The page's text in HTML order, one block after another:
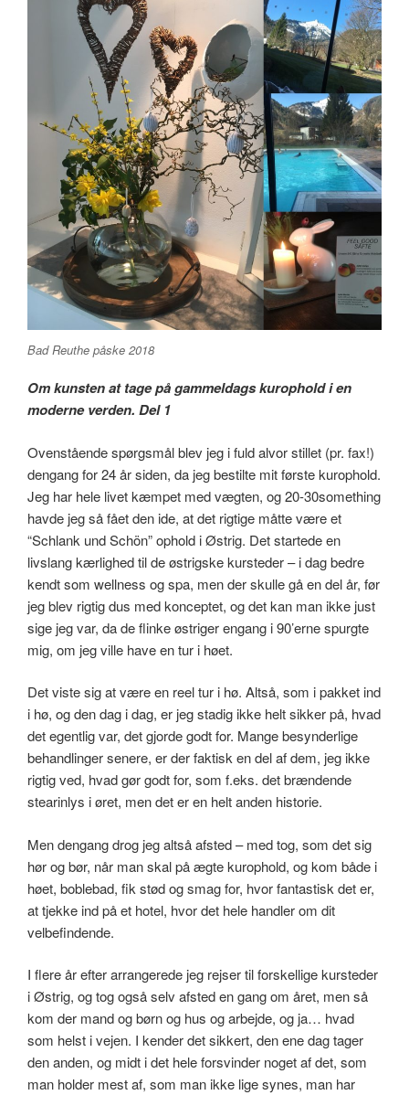
Bad Reuthe påske 2018
Om kunsten at tage på gammeldags kurophold i en
moderne verden. Del 1
Ovenstående spørgsmål blev jeg i fuld alvor stillet (pr. fax!)
dengang for 24 år siden, da jeg bestilte mit første kurophold.
Jeg har hele livet kæmpet med vægten, og 20-30something
havde jeg så fået den ide, at det rigtige måtte være et
“Schlank und Schön” ophold i Østrig. Det startede en
livslang kærlighed til de østrigske kursteder – i dag bedre
kendt som wellness og spa, men der skulle gå en del år, før
jeg blev rigtig dus med konceptet, og det kan man ikke just
sige jeg var, da de flinke østriger engang i 90’erne spurgte
mig, om jeg ville have en tur i høet.
Det viste sig at være en reel tur i hø. Altså, som i pakket ind
i hø, og den dag i dag, er jeg stadig ikke helt sikker på, hvad
det egentlig var, det gjorde godt for. Mange besynderlige
behandlinger senere, er der faktisk en del af dem, jeg ikke
rigtig ved, hvad gør godt for, som f.eks. det brændende
stearinlys i øret, men det er en helt anden historie.
Men dengang drog jeg altså afsted – med tog, som det sig
hør og bør, når man skal på ægte kurophold, og kom både i
høet, boblebad, fik stød og smag for, hvor fantastisk det er,
at tjekke ind på et hotel, hvor det hele handler om dit
velbefindende.
I flere år efter arrangerede jeg rejser til forskellige kursteder
i Østrig, og tog også selv afsted en gang om året, men så
kom der mand og børn og hus og arbejde, og ja… hvad
som helst i vejen. I kender det sikkert, den ene dag tager
den anden, og midt i det hele forsvinder noget af det, som
man holder mest af, som man ikke lige synes, man har